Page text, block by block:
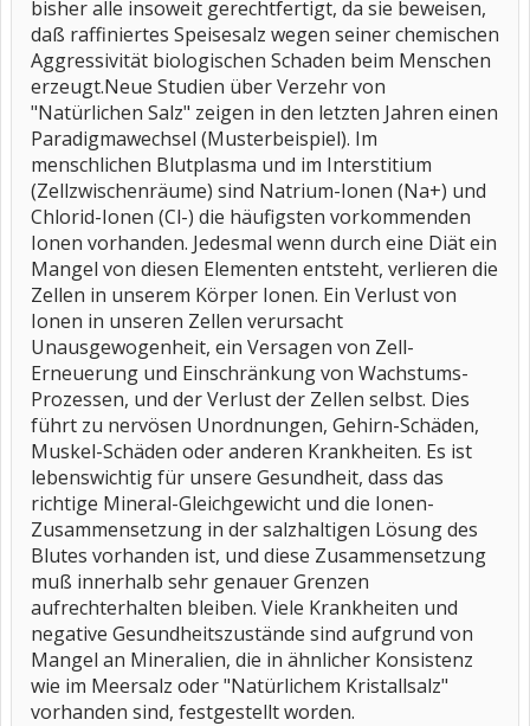
bisher alle insoweit gerechtfertigt, da sie beweisen,
daß raffiniertes Speisesalz wegen seiner chemischen
Aggressivität biologischen Schaden beim Menschen
erzeugt.Neue Studien über Verzehr von
"Natürlichen Salz" zeigen in den letzten Jahren einen
Paradigmawechsel (Musterbeispiel). Im
menschlichen Blutplasma und im Interstitium
(Zellzwischenräume) sind Natrium-Ionen (Na+) und
Chlorid-Ionen (Cl-) die häufigsten vorkommenden
Ionen vorhanden. Jedesmal wenn durch eine Diät ein
Mangel von diesen Elementen entsteht, verlieren die
Zellen in unserem Körper Ionen. Ein Verlust von
Ionen in unseren Zellen verursacht
Unausgewogenheit, ein Versagen von Zell-
Erneuerung und Einschränkung von Wachstums-
Prozessen, und der Verlust der Zellen selbst. Dies
führt zu nervösen Unordnungen, Gehirn-Schäden,
Muskel-Schäden oder anderen Krankheiten. Es ist
lebenswichtig für unsere Gesundheit, dass das
richtige Mineral-Gleichgewicht und die Ionen-
Zusammensetzung in der salzhaltigen Lösung des
Blutes vorhanden ist, und diese Zusammensetzung
muß innerhalb sehr genauer Grenzen
aufrechterhalten bleiben. Viele Krankheiten und
negative Gesundheitszustände sind aufgrund von
Mangel an Mineralien, die in ähnlicher Konsistenz
wie im Meersalz oder "Natürlichem Kristallsalz"
vorhanden sind, festgestellt worden.